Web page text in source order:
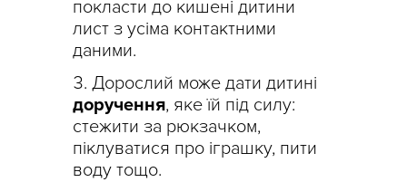
покласти до кишені дитини
лист з усіма контактними
даними.
Дорослий може дати дитині
доручення, яке їй під силу:
стежити за рюкзачком,
піклуватися про іграшку, пити
воду тощо.